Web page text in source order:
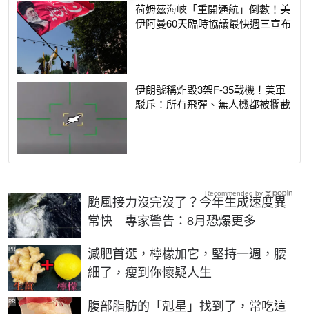
荷姆茲海峽「重開通航」倒數！美
伊阿曼60天臨時協議最快週三宣布
伊朗號稱炸毀3架F-35戰機！美軍
駁斥：所有飛彈、無人機都被攔截
颱風接力沒完沒了？今年生成速度異
常快 專家警告：8月恐爆更多
減肥首選，檸檬加它，堅持一週，腰
細了，瘦到你懷疑人生
PR
腹部脂肪的「剋星」找到了，常吃這
PR
Recommended by